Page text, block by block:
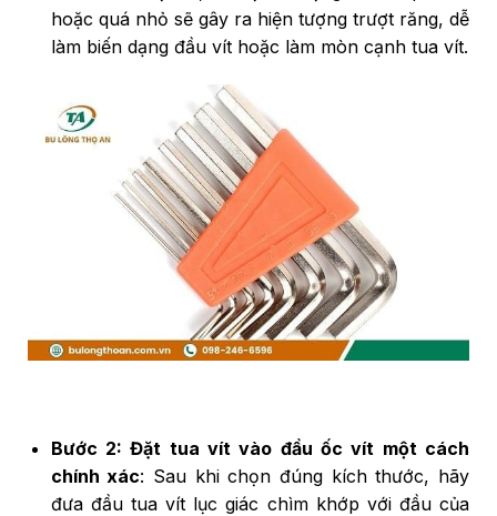
hoặc quá nhỏ sẽ gây ra hiện tượng trượt răng, dễ
làm biến dạng đầu vít hoặc làm mòn cạnh tua vít.
Bước 2: Đặt tua vít vào đầu ốc vít một cách
chính xác: Sau khi chọn đúng kích thước, hãy
đưa đầu tua vít lục giác chìm khớp với đầu của